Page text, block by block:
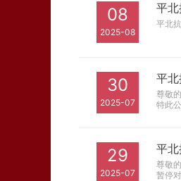
08
2025-08
平
平北
30
2025-07
平
尊敬的观众朋友： 平北抗日烈士纪念园自2025年7月31日（周四
特此
29
2025-07
平
尊敬的观众朋友： 根据北京市气象台暴雨红色预警，延庆区发生
暂停